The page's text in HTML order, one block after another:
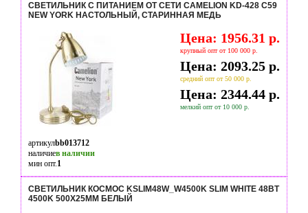
СВЕТИЛЬНИК С ПИТАНИЕМ ОТ СЕТИ CAMELION KD-428 C59
NEW YORK НАСТОЛЬНЫЙ, СТАРИННАЯ МЕДЬ
Цена: 1956.31 р.
крупный опт от 100 000 р.
Цена: 2093.25 р.
средний опт от 50 000 р.
Цена: 2344.44 р.
мелкий опт от 10 000 р.
артикулbb013712
наличиев наличии
мин опт.1
СВЕТИЛЬНИК КОСМОС KSLIM48W_W4500K SLIM WHITE 48ВТ
4500K 500Х25ММ БЕЛЫЙ